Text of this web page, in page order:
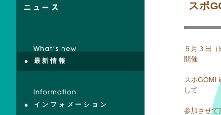
● 最新情報
● インフォメーション
スポ
５月３日
開催
スポGOMI
して
参加させて